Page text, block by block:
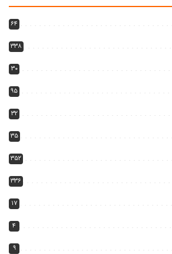
۶۴
۳۳۸
۳۰
۹۵
۳۲
۳۵
۳۵۲
۳۳۶
۱۷
۴
۹